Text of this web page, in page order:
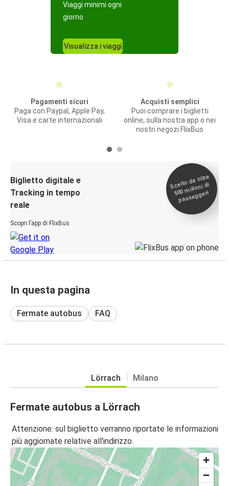
Viaggi minimi ogni
giorno
Visualizza i viaggi
Pagamenti sicuri
Paga con Paypal, Apple Pay,
Visa e carte internazionali
Acquisti semplici
Puoi comprare i biglietti
online, sulla nostra app o nei
nostri negozi FlixBus
Biglietto digitale e
Tracking in tempo
reale
Scopri l’app di FlixBus
Scelto da oltre
500
milioni di
passeggeri
In questa pagina
Fermate autobus FAQ
Lörrach Milano
Fermate autobus a Lörrach
Attenzione: sul biglietto verranno riportate le informazioni
più aggiornate relative all'indirizzo.